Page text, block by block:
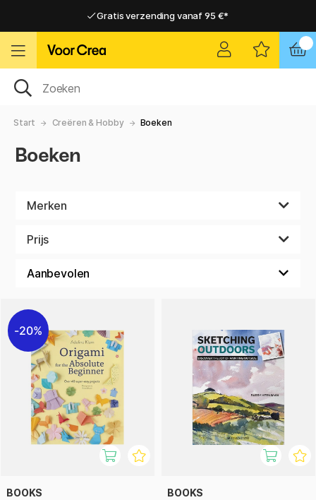
Gratis verzending vanaf 95 €*
Gratis verzending vanaf 95 €*
Start Creëren & Hobby Boeken
Boeken
Merken
Prijs
20%
BOOKS BOOKS